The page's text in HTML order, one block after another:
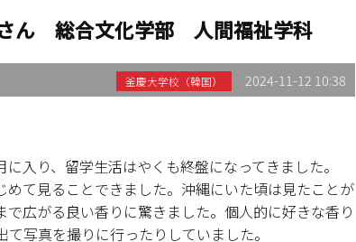
ん 総合文化学部 人間福祉学科
釜慶大学校（韓国） 2024-11-12 10:38
入り、留学生活はやくも終盤になってきました。
て見ることできました。沖縄にいた頃は見たことが
広がる良い香りに驚きました。個人的に好きな香り
写真を撮りに行ったりしていました。